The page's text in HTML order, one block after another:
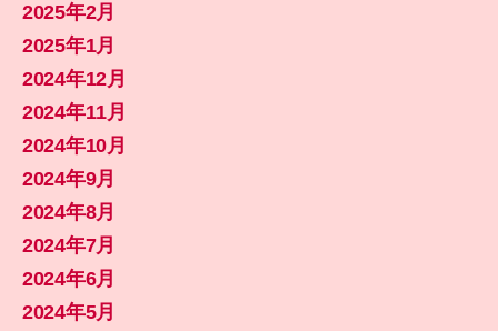
2025年2月
2025年1月
2024年12月
2024年11月
2024年10月
2024年9月
2024年8月
2024年7月
2024年6月
2024年5月